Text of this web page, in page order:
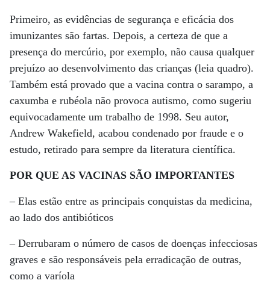
Primeiro, as evidências de segurança e eficácia dos
imunizantes são fartas. Depois, a certeza de que a
presença do mercúrio, por exemplo, não causa qualquer
prejuízo ao desenvolvimento das crianças (leia quadro).
Também está provado que a vacina contra o sarampo, a
caxumba e rubéola não provoca autismo, como sugeriu
equivocadamente um trabalho de 1998. Seu autor,
Andrew Wakefield, acabou condenado por fraude e o
estudo, retirado para sempre da literatura científica.
POR QUE AS VACINAS SÃO IMPORTANTES
– Elas estão entre as principais conquistas da medicina,
ao lado dos antibióticos
– Derrubaram o número de casos de doenças infecciosas
graves e são responsáveis pela erradicação de outras,
como a varíola